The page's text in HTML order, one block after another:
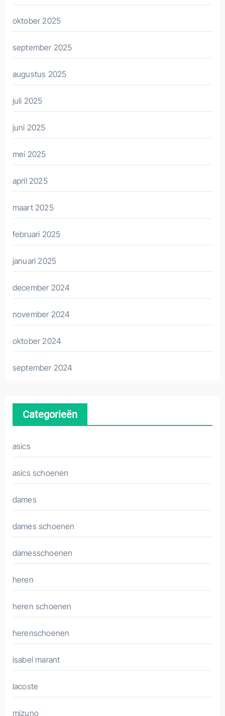
oktober 2025
september 2025
augustus 2025
juli 2025
juni 2025
mei 2025
april 2025
maart 2025
februari 2025
januari 2025
december 2024
november 2024
oktober 2024
september 2024
Categorieën
asics
asics schoenen
dames
dames schoenen
damesschoenen
heren
heren schoenen
herenschoenen
isabel marant
lacoste
mizuno